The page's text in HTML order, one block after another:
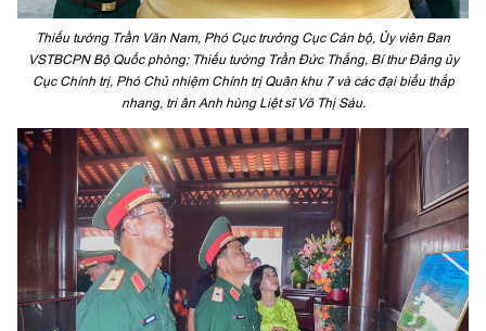
Thiếu tướng Trần Văn Nam, Phó Cục trưởng Cục Cán bộ, Ủy viên Ban
VSTBCPN Bộ Quốc phòng; Thiếu tướng Trần Đức Thắng, Bí thư Đảng ủy
Cục Chính trị, Phó Chủ nhiệm Chính trị Quân khu 7 và các đại biểu thắp
nhang, tri ân Anh hùng Liệt sĩ Võ Thị Sáu.